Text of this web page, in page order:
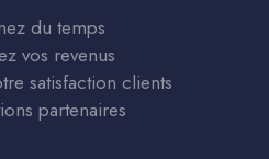
du temps
vos revenus
satisfaction clients
partenaires